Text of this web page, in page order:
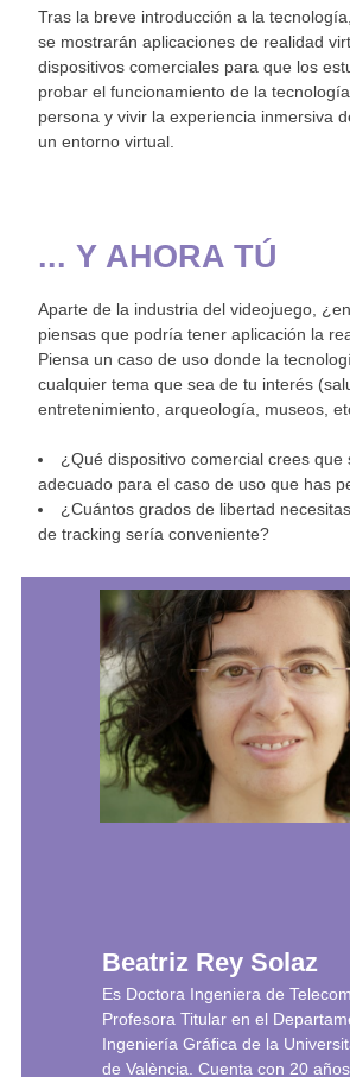
Tras la breve introducción a la
se mostrarán aplicaciones de realidad
dispositivos comerciales para que los
probar el funcionamiento de la
persona y vivir la experiencia inmersiva
un entorno virtual.
... Y AHORA TÚ
Aparte de la industria del videojuego,
piensas que podría tener aplicación la
Piensa un caso de uso donde la
cualquier tema que sea de tu interés
entretenimiento, arqueología, museos,
¿Qué dispositivo comercial crees que
adecuado para el caso de uso que has
¿Cuántos grados de libertad
de tracking sería conveniente?
Beatriz Rey Solaz
Es Doctora Ingeniera de
Profesora Titular en el
Ingeniería Gráfica de la
de València. Cuenta con 20